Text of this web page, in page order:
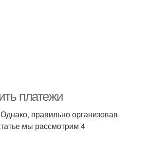
платежи
правильно организовав
мы рассмотрим 4